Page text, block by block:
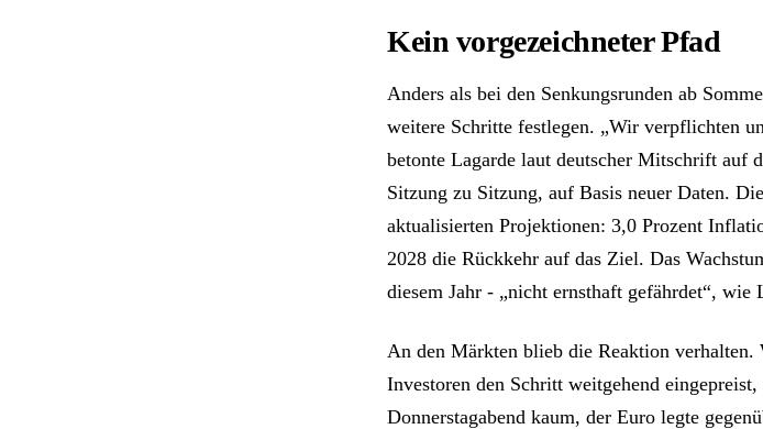
Kein vorgezeichneter Pfad
Anders als bei den Senkungsrunden ab
weitere Schritte festlegen. „Wir verpflichten
betonte Lagarde laut deutscher Mitschrift auf
Sitzung zu Sitzung, auf Basis neuer Daten.
aktualisierten Projektionen: 3,0 Prozent
2028 die Rückkehr auf das Ziel. Das
diesem Jahr - „nicht ernsthaft gefährdet“, wie
An den Märkten blieb die Reaktion verhalten.
Investoren den Schritt weitgehend
Donnerstagabend kaum, der Euro legte